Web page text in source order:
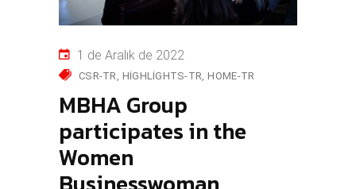
1 de Aralık de 2022
CSR-TR HIGHLIGHTS-TR HOME-TR
MBHA Group
participates in the
Women